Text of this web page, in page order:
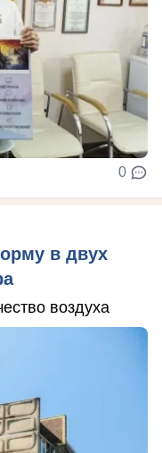
0
в двух
воздуха